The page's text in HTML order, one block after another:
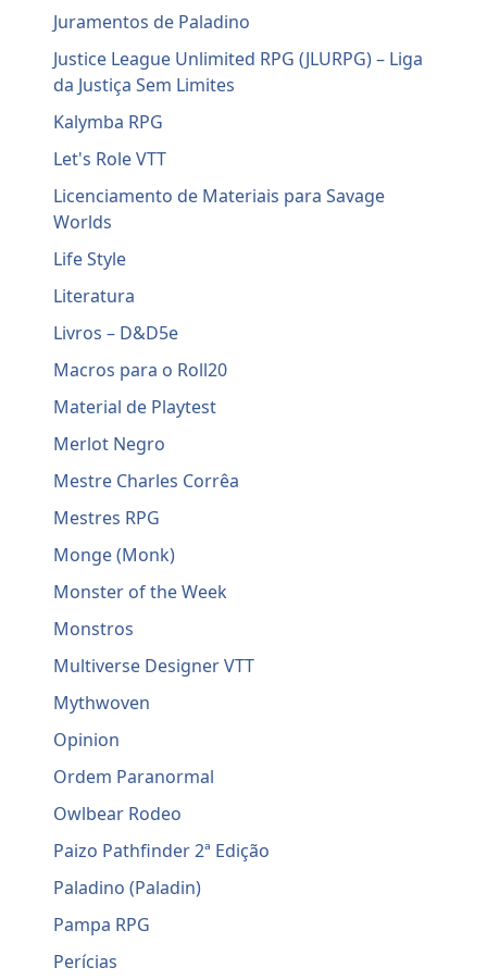
Juramentos de Paladino
Justice League Unlimited RPG (JLURPG) – Liga
da Justiça Sem Limites
Kalymba RPG
Let's Role VTT
Licenciamento de Materiais para Savage
Worlds
Life Style
Literatura
Livros – D&D5e
Macros para o Roll20
Material de Playtest
Merlot Negro
Mestre Charles Corrêa
Mestres RPG
Monge (Monk)
Monster of the Week
Monstros
Multiverse Designer VTT
Mythwoven
Opinion
Ordem Paranormal
Owlbear Rodeo
Paizo Pathfinder 2ª Edição
Paladino (Paladin)
Pampa RPG
Perícias